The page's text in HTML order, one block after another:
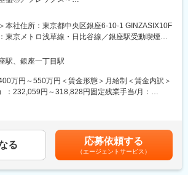
企業」と定義し、
スタ筑後」「BOSS E・ZO FUKUOKA」を活用し
スを推進しています。
社の定める業務
新規出店加速や提供レッスンプログラムの増加に
作業務の増加を想定しています。
のレッスンやLUSTERなどのイベントで使
ョングラフィックスを中心としたCG演出・動画制
だく方を募集しています。（実際に人物撮影やロ
うな映像・動画の制作ではありません）
/社外問わず各種業務において使用される映像素材
本社住所：東京都中央区銀座6-10-1 GINZASIX10F
東京メトロ浅草線・日比谷線／銀座駅受動喫煙対
煙変更の範囲：会社の定める事業所
駅、銀座一丁目駅
万円～550万円＜賃金形態＞月給制＜賃金内訳＞
：232,059円～318,828円固定残業手当/月：
スキルを考慮の上当社規定により決定■昇給あり■
賞与支給回数年1回（5月）評価期間：前年3月1日
はあくまでも目安の金額であり、選考を通じて上
あります。月給(月額)は固定手当を含めた表記で
る 応募依頼する
（エージェントサービス）